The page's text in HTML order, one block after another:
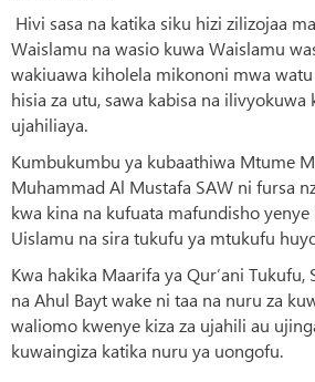
Hivi sasa na katika siku hizi zilizojaa
Waislamu na wasio kuwa Waislamu
wakiuawa kiholela mikononi mwa
hisia za utu, sawa kabisa na ilivyokuwa
ujahiliaya.
Kumbukumbu ya kubaathiwa Mtume
Muhammad Al Mustafa SAW ni fursa
kwa kina na kufuata mafundisho yenye
Uislamu na sira tukufu ya mtukufu
Kwa hakika Maarifa ya Qur’ani Tukufu,
na Ahul Bayt wake ni taa na nuru za
waliomo kwenye kiza za ujahili au
kuwaingiza katika nuru ya uongofu.